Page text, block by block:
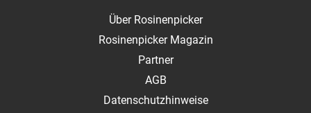
Über Rosinenpicker
Rosinenpicker Magazin
Partner
AGB
Datenschutzhinweise